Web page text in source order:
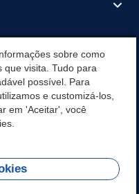
CULTURAIS - INÁCIO
sobre como
que visita. Tudo para
possível. Para
e customizá-los,
em 'Aceitar', você